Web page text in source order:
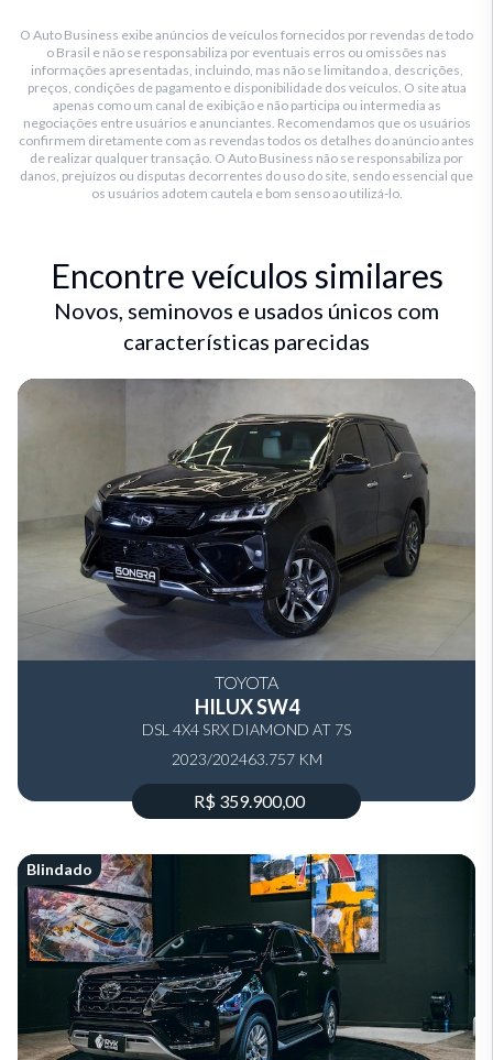
O Auto Business exibe anúncios de veículos fornecidos por revendas de todo
o Brasil e não se responsabiliza por eventuais erros ou omissões nas
informações apresentadas, incluindo, mas não se limitando a, descrições,
preços, condições de pagamento e disponibilidade dos veículos. O site atua
apenas como um canal de exibição e não participa ou intermedia as
negociações entre usuários e anunciantes. Recomendamos que os usuários
confirmem diretamente com as revendas todos os detalhes do anúncio antes
de realizar qualquer transação. O Auto Business não se responsabiliza por
danos, prejuízos ou disputas decorrentes do uso do site, sendo essencial que
os usuários adotem cautela e bom senso ao utilizá-lo.
Encontre veículos similares
Novos, seminovos e usados únicos com
características parecidas
TOYOTA
HILUX SW4
DSL 4X4 SRX DIAMOND AT 7S
2023/202463.757 KM
R$ 359.900,00
Blindado